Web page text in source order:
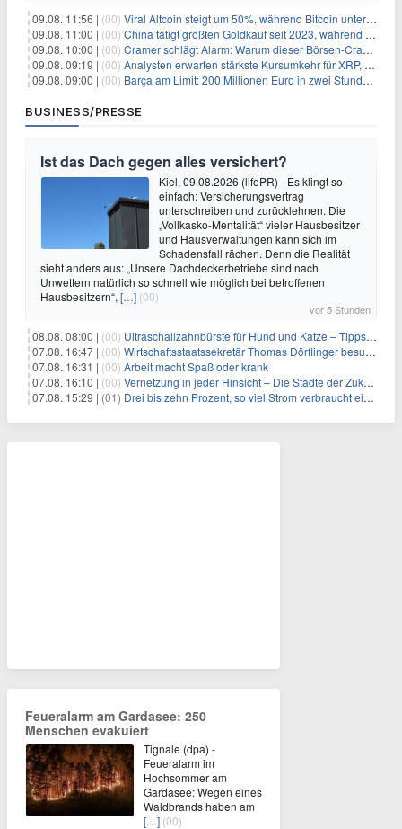
09.08. 11:56 | (00) Viral Altcoin steigt um 50%, während Bitcoin unter $65.000 fällt
09.08. 11:00 | (00) China tätigt größten Goldkauf seit 2023, während Goldpreis um 8% steigt
09.08. 10:00 | (00) Cramer schlägt Alarm: Warum dieser Börsen-Crash die beste Einstiegschance seit Monaten ist
09.08. 09:19 | (00) Analysten erwarten stärkste Kursumkehr für XRP, während Polymarket skeptisch bleibt
09.08. 09:00 | (00) Barça am Limit: 200 Millionen Euro in zwei Stunden – warum dieser Schuldentrip hochgefährlich wird
BUSINESS/PRESSE
Ist das Dach gegen alles versichert?
Kiel, 09.08.2026 (lifePR) - Es klingt so
einfach: Versicherungsvertrag
unterschreiben und zurücklehnen. Die
„Vollkasko-Mentalität“ vieler Hausbesitzer
und Hausverwaltungen kann sich im
Schadensfall rächen. Denn die Realität
sieht anders aus: „Unsere Dachdeckerbetriebe sind nach
Unwettern natürlich so schnell wie möglich bei betroffenen
Hausbesitzern“, […] (00)
vor 5 Stunden
08.08. 08:00 | (00) Ultraschallzahnbürste für Hund und Katze – Tipps zur erfolgreichen Eingewöhnung
07.08. 16:47 | (00) Wirtschaftsstaatssekretär Thomas Dörflinger besucht Handwerksbetrieb im Kammerbezirk Freiburg
07.08. 16:31 | (00) Arbeit macht Spaß oder krank
07.08. 16:10 | (00) Vernetzung in jeder Hinsicht – Die Städte der Zukunft sind grün-blau
07.08. 15:29 | (01) Drei bis zehn Prozent, so viel Strom verbraucht ein Aufzug im Gebäude
Feueralarm am Gardasee: 250
Menschen evakuiert
Tignale (dpa) -
Feueralarm im
Hochsommer am
Gardasee: Wegen eines
Waldbrands haben am
[…] (00)